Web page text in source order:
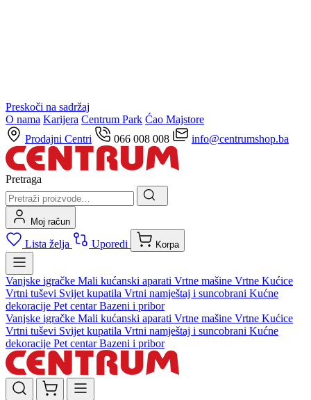
Preskoči na sadržaj
O nama Karijera Centrum Park Ćao Majstore
Prodajni Centri
066 008 008 info@centrumshop.ba
Pretraga
Moj račun
Lista želja Uporedi Korpa
Vanjske igračke Mali kućanski aparati Vrtne mašine Vrtne Kućice
Vrtni tuševi Svijet kupatila Vrtni namještaj i suncobrani Kućne
dekoracije Pet centarBazeni i pribor
Vanjske igračke Mali kućanski aparati Vrtne mašine Vrtne Kućice
Vrtni tuševi Svijet kupatila Vrtni namještaj i suncobrani Kućne
dekoracije Pet centarBazeni i pribor